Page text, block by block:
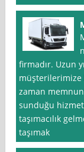
firmadır. Uzun
zaman
sunduğu
taşımacılık
taşımak